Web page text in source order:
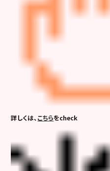
詳しくは、こちらをcheck